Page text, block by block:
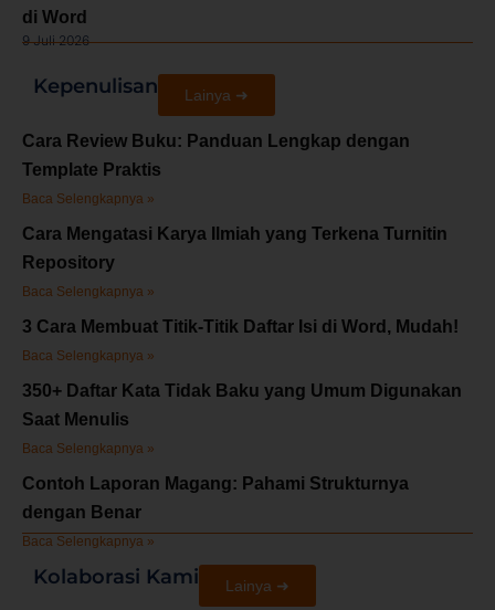
di Word
9 Juli 2026
Kepenulisan Lainya ➜
Cara Review Buku: Panduan Lengkap dengan
Template Praktis
Baca Selengkapnya »
Cara Mengatasi Karya Ilmiah yang Terkena Turnitin
Repository
Baca Selengkapnya »
3 Cara Membuat Titik-Titik Daftar Isi di Word, Mudah!
Baca Selengkapnya »
350+ Daftar Kata Tidak Baku yang Umum Digunakan
Saat Menulis
Baca Selengkapnya »
Contoh Laporan Magang: Pahami Strukturnya
dengan Benar
Baca Selengkapnya »
Kolaborasi Kami Lainya ➜